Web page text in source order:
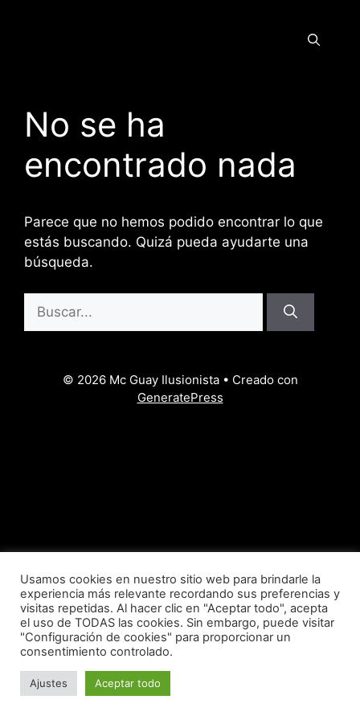
No se ha
encontrado nada
Parece que no hemos podido encontrar lo que
estás buscando. Quizá pueda ayudarte una
búsqueda.
© 2026 Mc Guay Ilusionista• Creado con
GeneratePress
Usamos cookies en nuestro sitio web para brindarle la
experiencia más relevante recordando sus preferencias y
visitas repetidas. Al hacer clic en "Aceptar todo", acepta
el uso de TODAS las cookies. Sin embargo, puede visitar
"Configuración de cookies" para proporcionar un
consentimiento controlado.
Ajustes Aceptar todo